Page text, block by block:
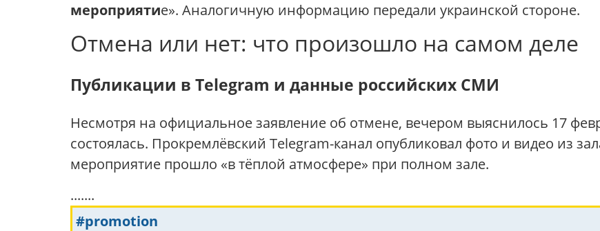
мероприятие». Аналогичную информацию передали украинской стороне.
Отмена или нет: что произошло на самом деле
Публикации в Telegram и данные российских СМИ
Несмотря на официальное заявление об отмене, вечером выяснилось 17
состоялась. Прокремлёвский Telegram-канал опубликовал фото и видео из
мероприятие прошло «в тёплой атмосфере» при полном зале.
.......
#promotion